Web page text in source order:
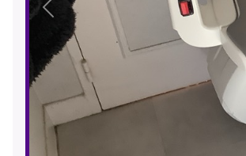
Précédent